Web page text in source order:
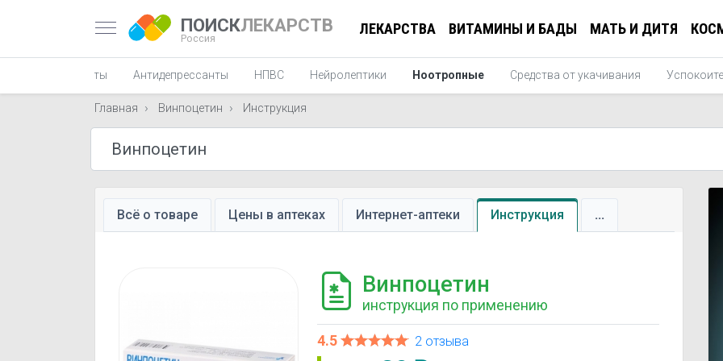
ПОИСКЛЕКАРСТВ
Россия
ЛЕКАРСТВА ВИТАМИНЫ И БАДЫ МАТЬ И ДИТЯ
Миорелаксанты Антидепрессанты НПВС Нейролептики Ноотропные Средства от укачивания
Главная Винпоцетин Инструкция
Всё о товаре Цены в аптеках Интернет-аптеки Инструкция ...
Винпоцетин
инструкция по применению
4.5 2 отзыва